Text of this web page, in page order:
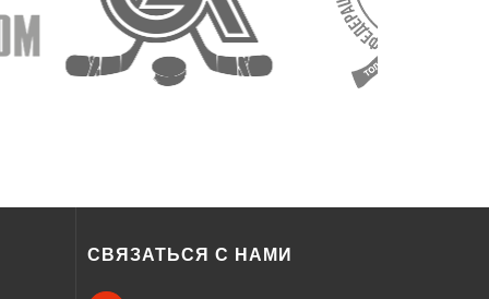
СВЯЗАТЬСЯ С НАМИ